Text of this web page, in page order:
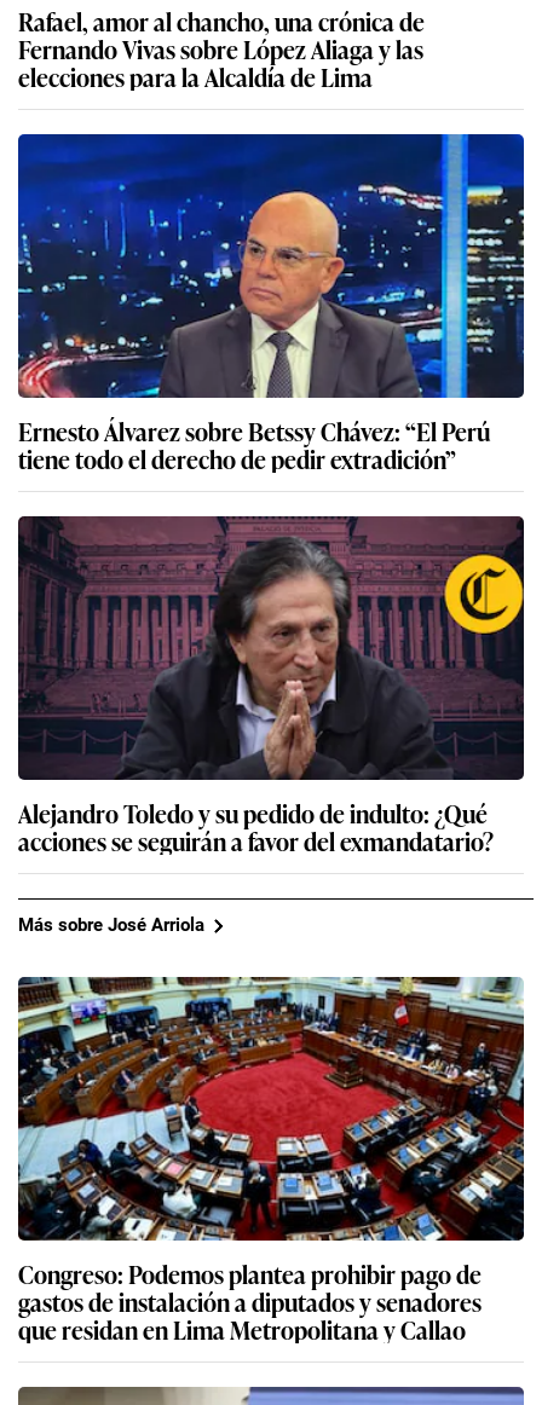
Rafael, amor al chancho, una crónica de
Fernando Vivas sobre López Aliaga y las
elecciones para la Alcaldía de Lima
Ernesto Álvarez sobre Betssy Chávez: “El Perú
tiene todo el derecho de pedir extradición”
Alejandro Toledo y su pedido de indulto: ¿Qué
acciones se seguirán a favor del exmandatario?
Más sobre José Arriola
Congreso: Podemos plantea prohibir pago de
gastos de instalación a diputados y senadores
que residan en Lima Metropolitana y Callao